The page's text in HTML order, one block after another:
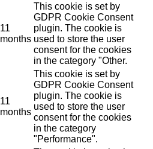
11
months
This cookie is set by
GDPR Cookie Consent
plugin. The cookie is
used to store the user
consent for the cookies
in the category "Other.
11
months
This cookie is set by
GDPR Cookie Consent
plugin. The cookie is
used to store the user
consent for the cookies
in the category
"Performance".